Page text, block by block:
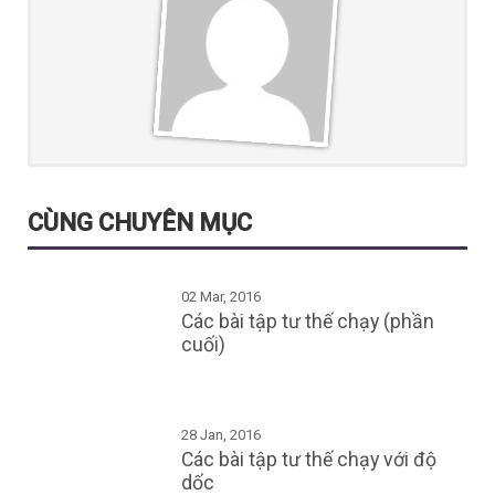
CÙNG CHUYÊN MỤC
02 Mar, 2016
Các bài tập tư thế chạy (phần
cuối)
28 Jan, 2016
Các bài tập tư thế chạy với độ
dốc